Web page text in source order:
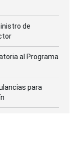
de
al Programa
para